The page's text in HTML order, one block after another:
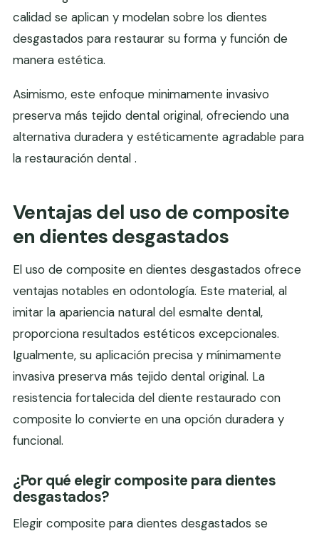
calidad se aplican y modelan sobre los dientes
desgastados para restaurar su forma y función de
manera estética.
Asimismo, este enfoque minimamente invasivo
preserva más tejido dental original, ofreciendo una
alternativa duradera y estéticamente agradable para
la restauración dental .
Ventajas del uso de composite
en dientes desgastados
El uso de composite en dientes desgastados ofrece
ventajas notables en odontología. Este material, al
imitar la apariencia natural del esmalte dental,
proporciona resultados estéticos excepcionales.
Igualmente, su aplicación precisa y mínimamente
invasiva preserva más tejido dental original. La
resistencia fortalecida del diente restaurado con
composite lo convierte en una opción duradera y
funcional.
¿Por qué elegir composite para dientes
desgastados?
Elegir composite para dientes desgastados se